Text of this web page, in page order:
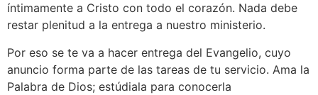
íntimamente a Cristo con todo el corazón. Nada debe
restar plenitud a la entrega a nuestro ministerio.
Por eso se te va a hacer entrega del Evangelio, cuyo
anuncio forma parte de las tareas de tu servicio. Ama la
Palabra de Dios; estúdiala para conocerla